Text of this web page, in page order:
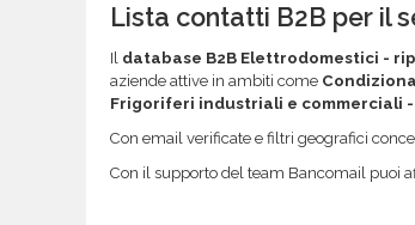
Lista contatti B2B per il
Il database B2B Elettrodomestici -
aziende attive in ambiti come
Frigoriferi industriali e commerciali
Con email verificate e filtri geografici
Con il supporto del team Bancomail puoi